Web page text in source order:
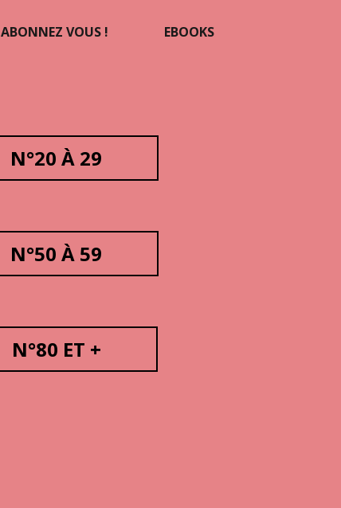
ABONNEZ VOUS ! EBOOKS
N°20 À 29
N°50 À 59
N°80 ET +